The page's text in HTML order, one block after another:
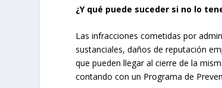
¿Y qué puede suceder si no lo
Las infracciones cometidas por
sustanciales, daños de reputación
que pueden llegar al cierre de la
contando con un Programa de